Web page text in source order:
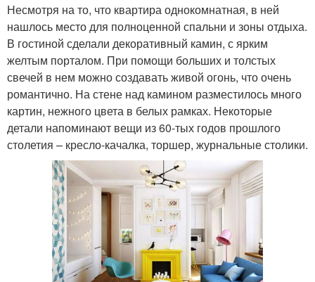
Несмотря на то, что квартира однокомнатная, в ней
нашлось место для полноценной спальни и зоны отдыха.
В гостиной сделали декоративный камин, с ярким
желтым порталом. При помощи больших и толстых
свечей в нем можно создавать живой огонь, что очень
романтично. На стене над камином разместилось много
картин, нежного цвета в белых рамках. Некоторые
детали напоминают вещи из 60-тых годов прошлого
столетия – кресло-качалка, торшер, журнальные столики.